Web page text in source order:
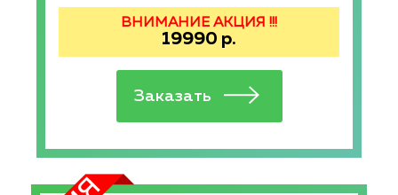
ВНИМАНИЕ АКЦИЯ !!!
19990 р.